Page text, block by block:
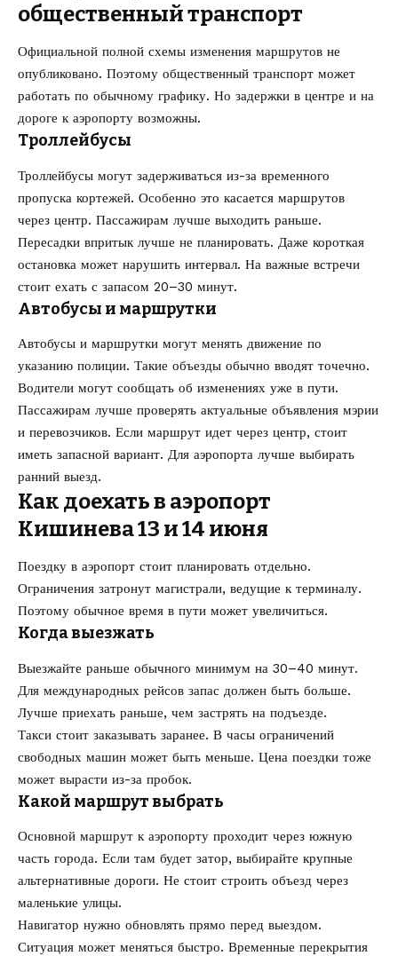
общественный транспорт
Официальной полной схемы изменения маршрутов не
опубликовано. Поэтому общественный транспорт может
работать по обычному графику. Но задержки в центре и на
дороге к аэропорту возможны.
Троллейбусы
Троллейбусы могут задерживаться из-за временного
пропуска кортежей. Особенно это касается маршрутов
через центр. Пассажирам лучше выходить раньше.
Пересадки впритык лучше не планировать. Даже короткая
остановка может нарушить интервал. На важные встречи
стоит ехать с запасом 20–30 минут.
Автобусы и маршрутки
Автобусы и маршрутки могут менять движение по
указанию полиции. Такие объезды обычно вводят точечно.
Водители могут сообщать об изменениях уже в пути.
Пассажирам лучше проверять актуальные объявления мэрии
и перевозчиков. Если маршрут идет через центр, стоит
иметь запасной вариант. Для аэропорта лучше выбирать
ранний выезд.
Как доехать в аэропорт
Кишинева 13 и 14 июня
Поездку в аэропорт стоит планировать отдельно.
Ограничения затронут магистрали, ведущие к терминалу.
Поэтому обычное время в пути может увеличиться.
Когда выезжать
Выезжайте раньше обычного минимум на 30–40 минут.
Для международных рейсов запас должен быть больше.
Лучше приехать раньше, чем застрять на подъезде.
Такси стоит заказывать заранее. В часы ограничений
свободных машин может быть меньше. Цена поездки тоже
может вырасти из-за пробок.
Какой маршрут выбрать
Основной маршрут к аэропорту проходит через южную
часть города. Если там будет затор, выбирайте крупные
альтернативные дороги. Не стоит строить объезд через
маленькие улицы.
Навигатор нужно обновлять прямо перед выездом.
Ситуация может меняться быстро. Временные перекрытия